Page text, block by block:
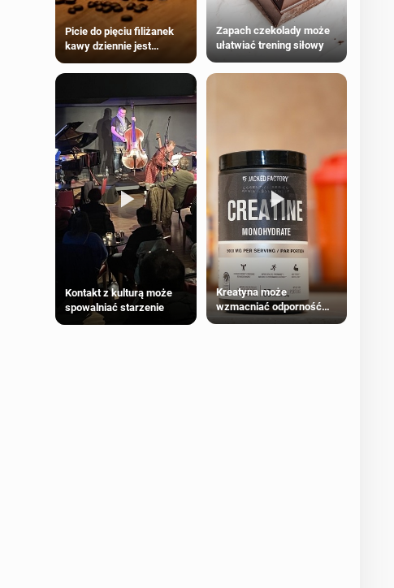
Picie do pięciu filiżanek
kawy dziennie jest
większości dorosłych
Zapach czekolady może
ułatwiać trening siłowy
Kontakt z kulturą może
spowalniać starzenie
Kreatyna może
wzmacniać odporność
przeciw nowotworom